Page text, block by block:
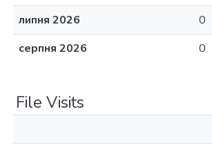
липня 2026
0
серпня 2026
0
File Visits